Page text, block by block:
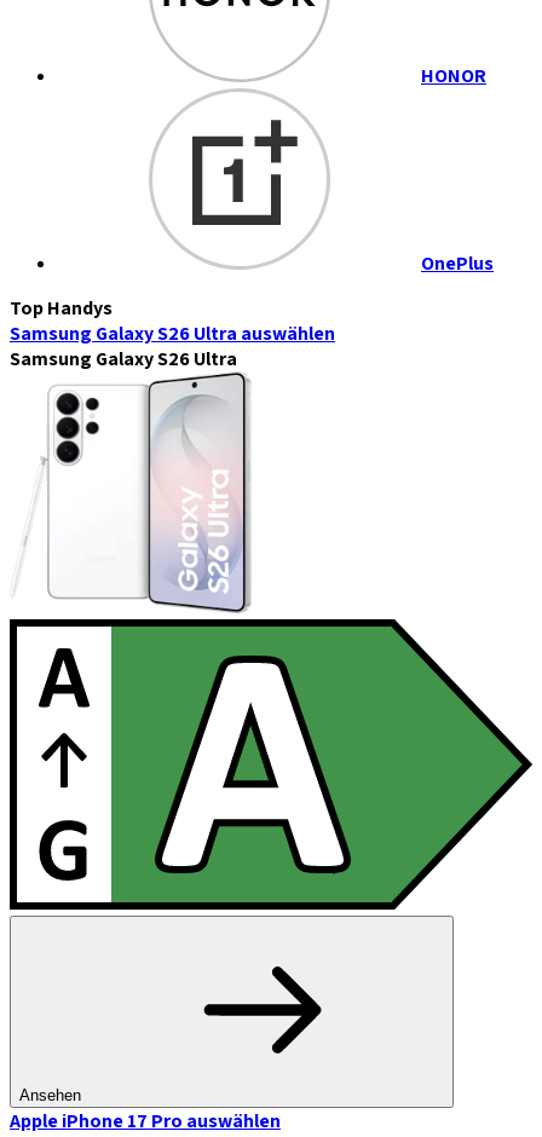
HONOR
OnePlus
Top Handys
Samsung Galaxy S26 Ultra auswählen
Samsung Galaxy S26 Ultra
Ansehen
Apple iPhone 17 Pro auswählen